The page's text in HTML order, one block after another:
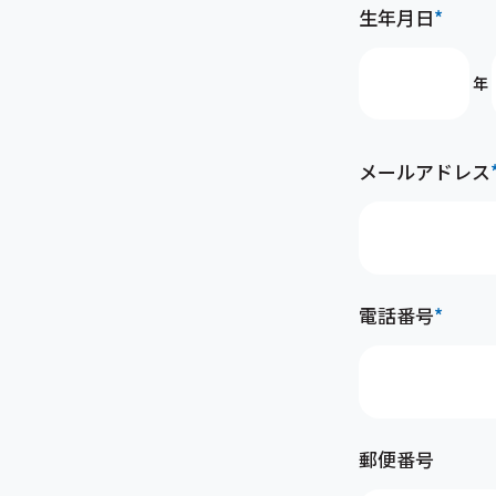
生年月日*
年
メールアドレス
電話番号*
郵便番号